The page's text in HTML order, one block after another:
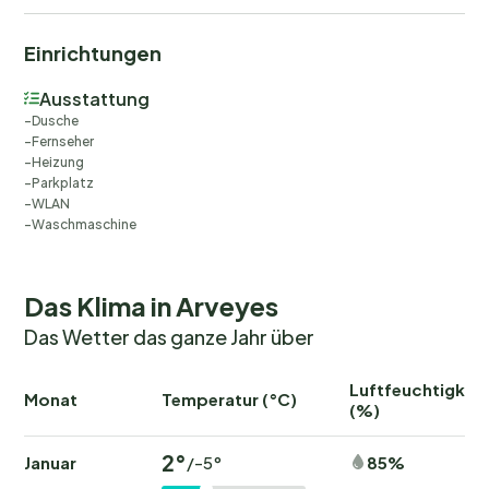
Einrichtungen
Ausstattung
Dusche
Fernseher
Heizung
Parkplatz
WLAN
Waschmaschine
Das Klima in Arveyes
Das Wetter das ganze Jahr über
Monat Temperatur (°C)
Luftfeuchtigkeit
(%)
Januar 2°/-5° 85%